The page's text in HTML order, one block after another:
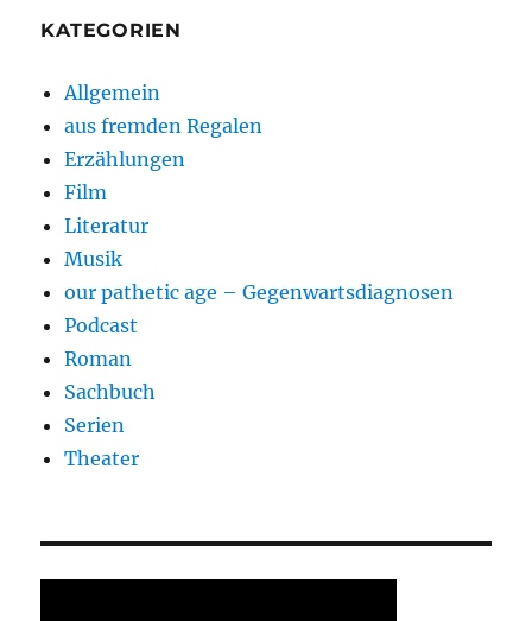
KATEGORIEN
Allgemein
aus fremden Regalen
Erzählungen
Film
Literatur
Musik
our pathetic age – Gegenwartsdiagnosen
Podcast
Roman
Sachbuch
Serien
Theater